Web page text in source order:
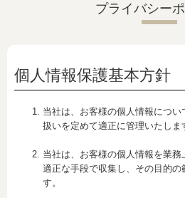
プライバシー
個人情報保護基本方針
当社は、お客様の個人情報につ
扱いを定めて適正に管理いたしま
当社は、お客様の個人情報を業務
適正な手段で収集し、その目的の
す。